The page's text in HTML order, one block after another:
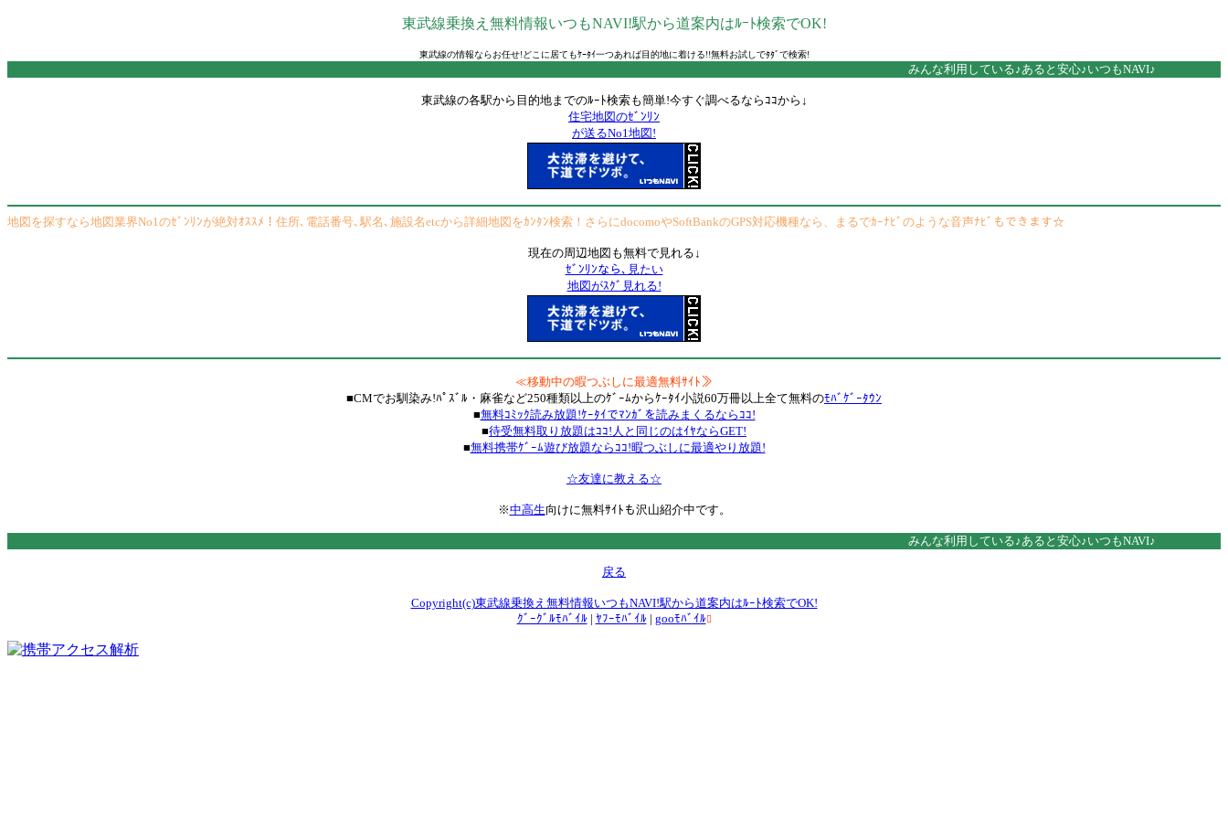
東武線乗換え無料情報いつもNAVI!駅から道案内はﾙｰﾄ検索でOK!
東武線の情報ならお任せ!どこに居てもｹｰﾀｲ一つあれば目的地に着ける!!無料お試しでﾀﾀﾞで検索!
みんな利用している♪あると安心♪いつもNAVI♪
東武線の各駅から目的地までのﾙｰﾄ検索も簡単!今すぐ調べるならｺｺから↓
住宅地図のｾﾞﾝﾘﾝ
が送るNo1地図!
地図を探すなら地図業界No1のｾﾞﾝﾘﾝが絶対ｵｽｽﾒ！住所､電話番号､駅名､施設名etcから詳細地図をｶﾝﾀﾝ検索！さらにdocomoやSoftBankのGPS対応機種なら、まるでｶｰﾅﾋﾞのような音声ﾅﾋﾞもできます☆
現在の周辺地図も無料で見れる↓
ｾﾞﾝﾘﾝなら､見たい
地図がｽｸﾞ見れる!
≪移動中の暇つぶしに最適無料ｻｲﾄ≫
■CMでお馴染み!ﾊﾟｽﾞﾙ・麻雀など250種類以上のｹﾞｰﾑからｹｰﾀｲ小説60万冊以上全て無料のﾓﾊﾞｹﾞｰﾀｳﾝ
■無料ｺﾐｯｸ読み放題!ｹｰﾀｲでﾏﾝｶﾞを読みまくるならｺｺ!
■待受無料取り放題はｺｺ!人と同じのはｲﾔならGET!
■無料携帯ｹﾞｰﾑ遊び放題ならｺｺ!暇つぶしに最適やり放題!
☆友達に教える☆
※中高生向けに無料ｻｲﾄも沢山紹介中です。
みんな利用している♪あると安心♪いつもNAVI♪
戻る
Copyright(c)東武線乗換え無料情報いつもNAVI!駅から道案内はﾙｰﾄ検索でOK!
ｸﾞｰｸﾞﾙﾓﾊﾞｲﾙ | ﾔﾌｰﾓﾊﾞｲﾙ | gooﾓﾊﾞｲﾙ